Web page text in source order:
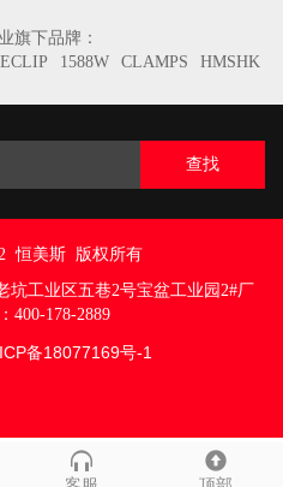
旗下品牌：
1588W CLAMPS HMSHK
查找
恒美斯 版权所有
坑工业区五巷2号宝盆工业园2#厂
178-2889
备18077169号-1